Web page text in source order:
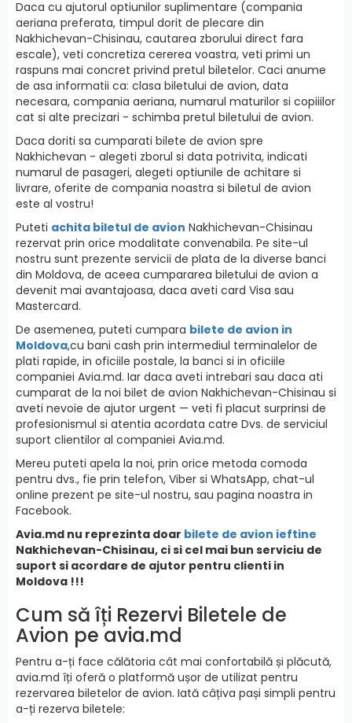
Daca cu ajutorul optiunilor suplimentare (compania
aeriana preferata, timpul dorit de plecare din
Nakhichevan-Chisinau, cautarea zborului direct fara
escale), veti concretiza cererea voastra, veti primi un
raspuns mai concret privind pretul biletelor. Caci anume
de asa informatii ca: clasa biletului de avion, data
necesara, compania aeriana, numarul maturilor si copiiilor
cat si alte precizari - schimba pretul biletului de avion.
Daca doriti sa cumparati bilete de avion spre
Nakhichevan - alegeti zborul si data potrivita, indicati
numarul de pasageri, alegeti optiunile de achitare si
livrare, oferite de compania noastra si biletul de avion
este al vostru!
Puteti achita biletul de avion Nakhichevan-Chisinau
rezervat prin orice modalitate convenabila. Pe site-ul
nostru sunt prezente servicii de plata de la diverse banci
din Moldova, de aceea cumpararea biletului de avion a
devenit mai avantajoasa, daca aveti card Visa sau
Mastercard.
De asemenea, puteti cumpara bilete de avion in
Moldova,cu bani cash prin intermediul terminalelor de
plati rapide, in oficiile postale, la banci si in oficiile
companiei Avia.md. Iar daca aveti intrebari sau daca ati
cumparat de la noi bilet de avion Nakhichevan-Chisinau si
aveti nevoie de ajutor urgent — veti fi placut surprinsi de
profesionismul si atentia acordata catre Dvs. de serviciul
suport clientilor al companiei Avia.md.
Mereu puteti apela la noi, prin orice metoda comoda
pentru dvs., fie prin telefon, Viber si WhatsApp, chat-ul
online prezent pe site-ul nostru, sau pagina noastra in
Facebook.
Avia.md nu reprezinta doar bilete de avion ieftine
Nakhichevan-Chisinau, ci si cel mai bun serviciu de
suport si acordare de ajutor pentru clienti in
Moldova !!!
Cum să îți Rezervi Biletele de
Avion pe avia.md
Pentru a-ți face călătoria cât mai confortabilă și plăcută,
avia.md îți oferă o platformă ușor de utilizat pentru
rezervarea biletelor de avion. Iată câțiva pași simpli pentru
a-ți rezerva biletele: